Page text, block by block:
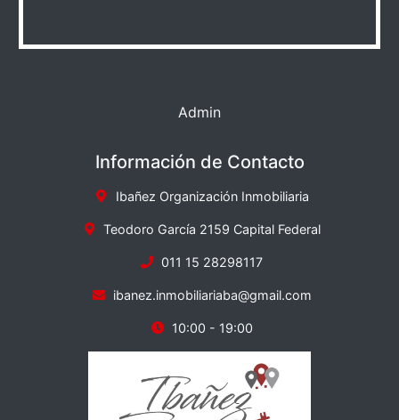
Admin
Información de Contacto
Ibañez Organización Inmobiliaria
Teodoro García 2159 Capital Federal
011 15 28298117
ibanez.inmobiliariaba@gmail.com
10:00 - 19:00